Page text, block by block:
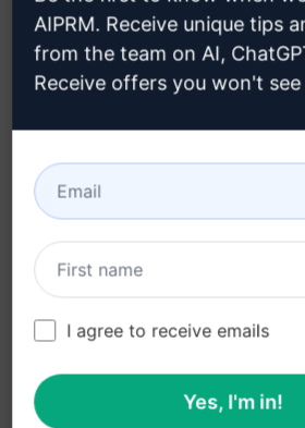
ismételt kérdések (FAQs),
kapcsolódó források
Optimalizált
hatékonyan
tartalomfejlesztés
keresőmotorok számára
Tartalomtábla segít a
könnyebb navigálásban
AIPRM. Receive unique tips
from the team on AI,
Receive offers you won't see
I agree to receive emails
Yes, I'm in!